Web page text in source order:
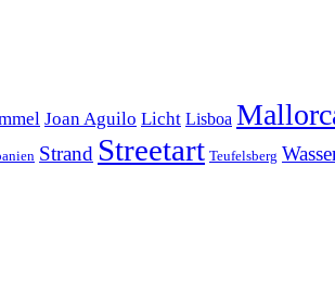
Joan Aguilo Licht Lisboa
Strand Streetart Teufelsberg